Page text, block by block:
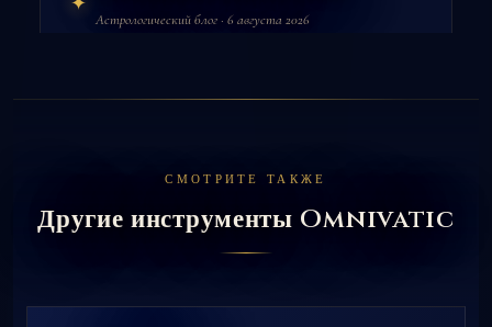
Астрологический блог · 6 августа 2026
СМОТРИТЕ ТАКЖЕ
Другие инструменты Omnivatic